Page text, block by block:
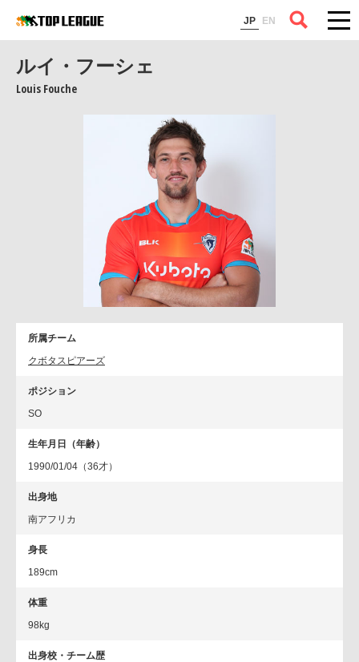
JP EN
コラム
ルイ・フーシェ
Louis Fouche
所属チーム
クボタスピアーズ
ポジション
SO
生年月日（年齢）
1990/01/04（36才）
出身地
南アフリカ
身長
189cm
体重
98kg
出身校・チーム歴